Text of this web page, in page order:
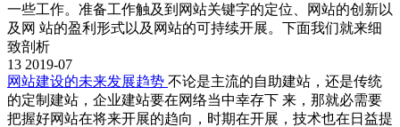
一些工作。准备工作触及到网站关键字的定位、网站的创新以
及网 站的盈利形式以及网站的可持续开展。下面我们就来细
致剖析
13 2019-07
网站建设的未来发展趋势 不论是主流的自助建站，还是传统
的定制建站，企业建站要在网络当中幸存下 来，那就必需要
把握好网站在将来开展的趋向，时期在开展，技术也在日益提